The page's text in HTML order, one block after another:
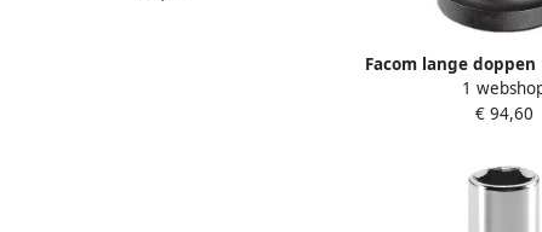
Facom lange
convex profiel
NMB.33
1
€ 94,60